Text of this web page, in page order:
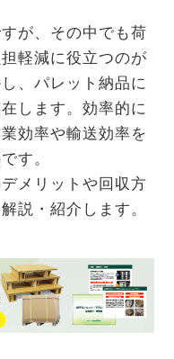
が、その中でも荷
軽減に役立つのが
、パレット納品に
します。効率的に
効率や輸送効率を
す。
メリットや回収方
説・紹介します。